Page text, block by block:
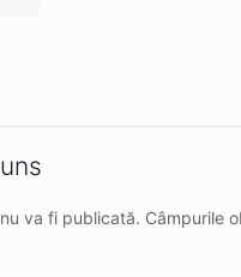
va fi publicată. Câmpurile